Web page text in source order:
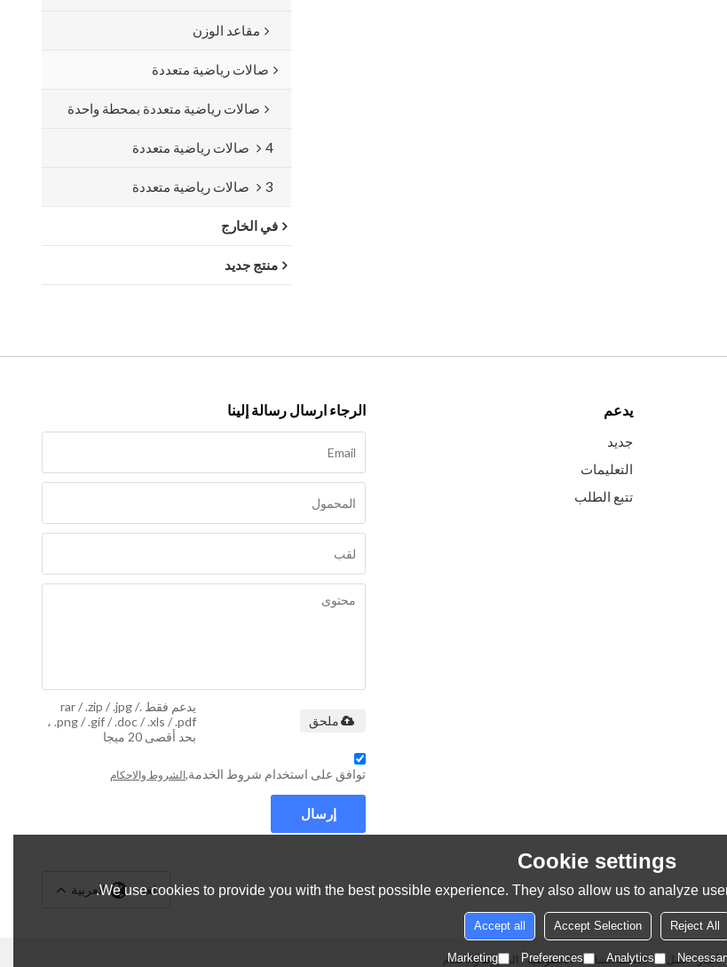
مقاعد الوزن
صالات رياضية متعددة
صالات رياضية متعددة بمحطة واحدة
4 صالات رياضية متعددة
3 صالات رياضية متعددة
في الخارج
منتج جديد
يدعم
جديد
التعليمات
تتبع الطلب
الرجاء ارسال رسالة إلينا
يدعم فقط .rar / .zip / .jpg /
.png / .gif / .doc / .xls / .pdf ،
بحد أقصى 20 ميجا
ملحق
توافق على استخدام شروط الخدمة,الشروط والاحكام
إرسال
لغة: العربية
أخبار اتصل بنا الأسئلة الشائعة الخصوصية الشروط والاحكام
Cookie settings
We use cookies to provide you with the best possible experience. They also allow us to analyze
Reject All
Accept Selection
Accept all
Analytics
Preferences
Marketing